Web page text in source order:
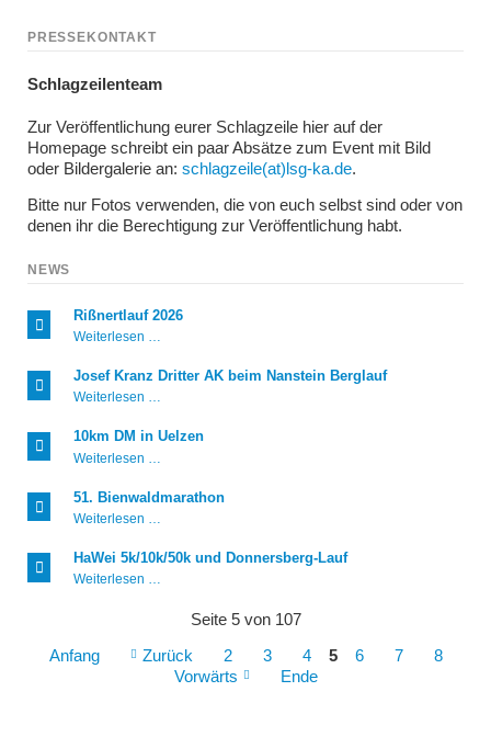
PRESSEKONTAKT
Schlagzeilenteam
Zur Veröffentlichung eurer Schlagzeile hier auf der
Homepage schreibt ein paar Absätze zum Event mit Bild
oder Bildergalerie an: schlagzeile(at)lsg-ka.de.
Bitte nur Fotos verwenden, die von euch selbst sind oder von
denen ihr die Berechtigung zur Veröffentlichung habt.
NEWS
Rißnertlauf 2026
Weiterlesen …
Josef Kranz Dritter AK beim Nanstein Berglauf
Weiterlesen …
Dritter
AK
beim
Berglauf
10km DM in Uelzen
Weiterlesen …
Uelzen
51. Bienwaldmarathon
Weiterlesen …
HaWei 5k/10k/50k und Donnersberg-Lauf
Weiterlesen …
Donnersberg-
Seite 5 von 107
Anfang
Zurück 2 3 4 5 6 7
8
Vorwärts
Ende